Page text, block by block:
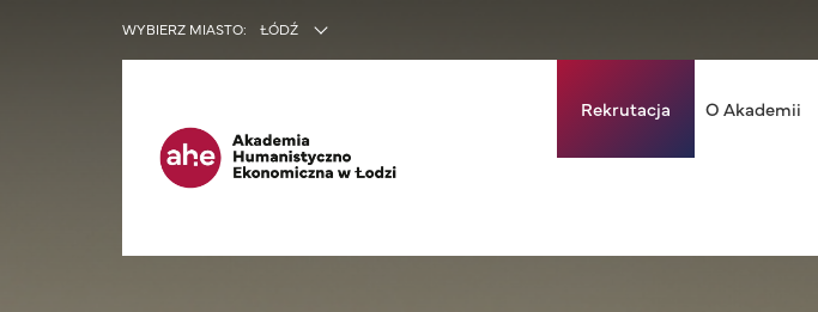
WYBIERZ MIASTO: ŁÓDŹ
Rekrutacja O Akademii